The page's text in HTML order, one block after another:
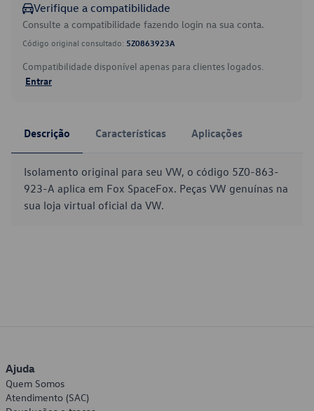
Verifique a compatibilidade
Consulte a compatibilidade fazendo login na sua conta.
Código original consultado: 5Z0863923A
Compatibilidade disponível apenas para clientes logados.
Entrar
Descrição Características Aplicações
Isolamento original para seu VW, o código 5Z0-863-
923-A aplica em Fox SpaceFox. Peças VW genuínas na
sua loja virtual oficial da VW.
Ajuda
Quem Somos
Atendimento (SAC)